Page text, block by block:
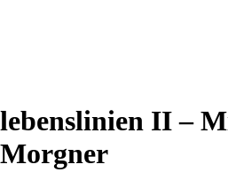
lebenslinien II –
Morgner